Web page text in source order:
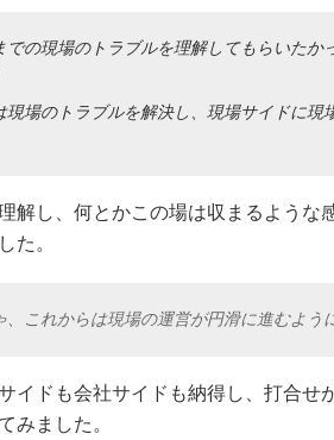
での現場のトラブルを理解してもらいたか
現場のトラブルを解決し、現場サイドに現
解し、何とかこの場は収まるような
た。
、これからは現場の運営が円滑に進むよう
イドも会社サイドも納得し、打合せ
みました。